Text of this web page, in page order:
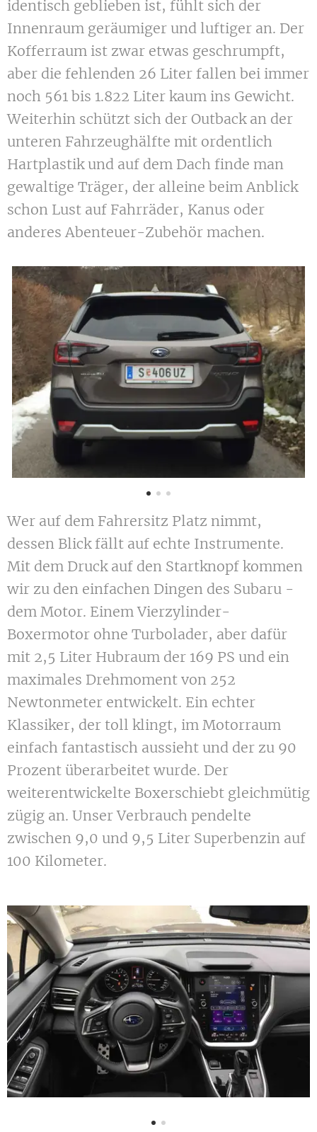
identisch geblieben ist, fühlt sich der
Innenraum geräumiger und luftiger an. Der
Kofferraum ist zwar etwas geschrumpft,
aber die fehlenden 26 Liter fallen bei immer
noch 561 bis 1.822 Liter kaum ins Gewicht.
Weiterhin schützt sich der Outback an der
unteren Fahrzeughälfte mit ordentlich
Hartplastik und auf dem Dach finde man
gewaltige Träger, der alleine beim Anblick
schon Lust auf Fahrräder, Kanus oder
anderes Abenteuer-Zubehör machen.
Wer auf dem Fahrersitz Platz nimmt,
dessen Blick fällt auf echte Instrumente.
Mit dem Druck auf den Startknopf kommen
wir zu den einfachen Dingen des Subaru -
dem Motor. Einem Vierzylinder-
Boxermotor ohne Turbolader, aber dafür
mit 2,5 Liter Hubraum der 169 PS und ein
maximales Drehmoment von 252
Newtonmeter entwickelt. Ein echter
Klassiker, der toll klingt, im Motorraum
einfach fantastisch aussieht und der zu 90
Prozent überarbeitet wurde. Der
weiterentwickelte Boxerschiebt gleichmütig
zügig an. Unser Verbrauch pendelte
zwischen 9,0 und 9,5 Liter Superbenzin auf
100 Kilometer.